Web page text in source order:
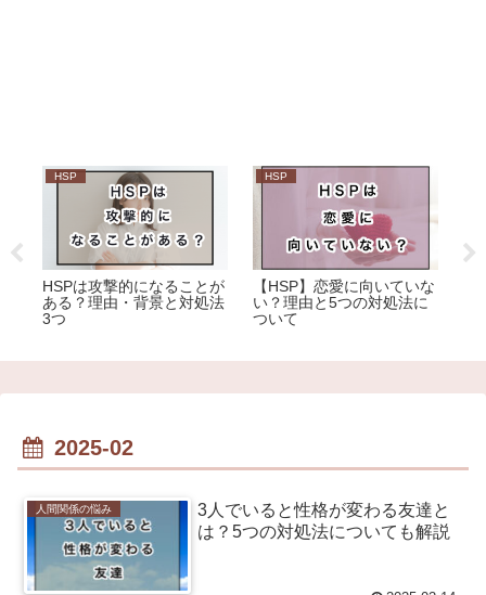
HSP
HSPは攻撃的になることが
ある？理由・背景と対処法
3つ
HSP
【HSP】恋愛に向いていな
い？理由と5つの対処法に
ついて
2025-02
人間関係の悩み
3人でいると性格が変わる友達と
は？5つの対処法についても解説